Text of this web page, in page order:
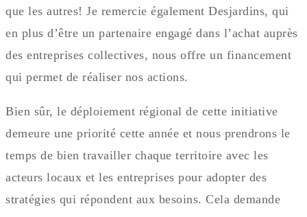
que les autres! Je remercie également Desjardins, qui
en plus d’être un partenaire engagé dans l’achat auprès
des entreprises collectives, nous offre un financement
qui permet de réaliser nos actions.
Bien sûr, le déploiement régional de cette initiative
demeure une priorité cette année et nous prendrons le
temps de bien travailler chaque territoire avec les
acteurs locaux et les entreprises pour adopter des
stratégies qui répondent aux besoins. Cela demande